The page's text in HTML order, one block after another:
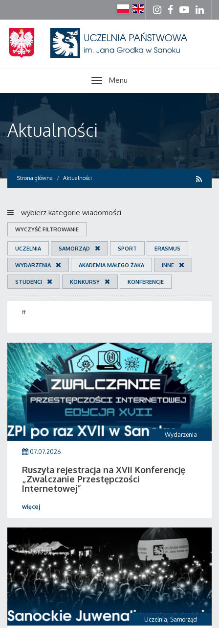
Menu
Aktualności
Strona główna Aktualności
wybierz kategorie wiadomości
WYCZYŚĆ FILTROWANIE
UCZELNIA SAMORZĄD SPORT ERASMUS
WYDARZENIA AKADEMIA MAŁEGO ŻAKA INNE
STUDENCI KONKURSY KONFERENCJE
ff
Wydarzenia
07.07.2026
Ruszyła rejestracja na XVII Konferencję
„Zwalczanie Przestępczości
Internetowej”
więcej
Uczelnia, Samorząd